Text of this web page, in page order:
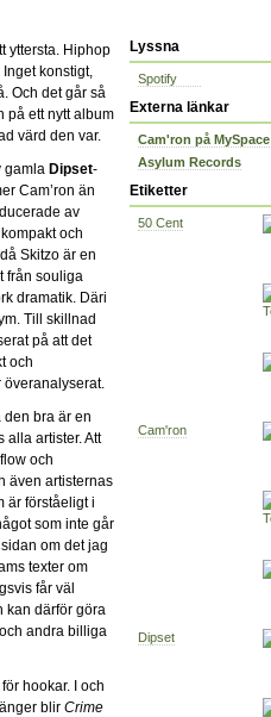
Lyssna
Spotify
Externa länkar
Cam'ron på MySpace
Asylum Records
Etiketter
50 Cent
Cam'ron
Dipset
yttersta. Hiphop
konstigt,
Och det går så
på ett nytt album
värd den var.
gamla Dipset-
Cam’ron än
av
och
Skitzo är en
från souliga
dramatik. Däri
Till skillnad
på att det
och
överanalyserat.
den bra är en
alla artister. Att
och
även artisternas
är förståeligt i
som inte går
om det jag
texter om
får väl
kan därför göra
andra billiga
hookar. I och
blir Crime